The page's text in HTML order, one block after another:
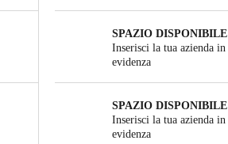
SPAZIO DISPONIBILE
Inserisci la tua azienda in
evidenza
SPAZIO DISPONIBILE
Inserisci la tua azienda in
evidenza